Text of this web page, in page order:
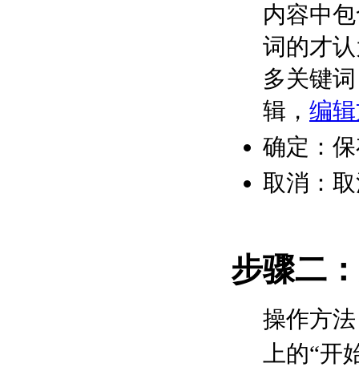
内容中
词的才
多关键
辑， 编
确定：
取消：
步骤二
操作方
上的“开